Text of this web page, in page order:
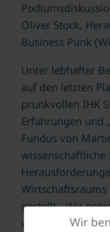
Oliver Stock,
Business Punk
Unter lebhafter
auf den letzten
prunkvollen IHK
Erfahrungen und
Fundus von
wissenschaftliche
Wirtschaftsraums
gestellt. „Wir
wirtschaftliche
Wir